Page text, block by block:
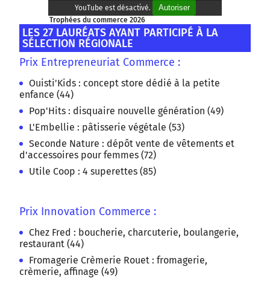
YouTube est désactivé.
Autoriser
Trophées du commerce 2026
LES 27 LAURÉATS AYANT PARTICIPÉ À LA
SÉLECTION RÉGIONALE
Prix Entrepreneuriat Commerce :
Ouisti'Kids : concept store dédié à la petite
enfance (44)
Pop'Hits : disquaire nouvelle génération (49)
L'Embellie : pâtisserie végétale (53)
Seconde Nature : dépôt vente de vêtements et
d'accessoires pour femmes (72)
Utile Coop : 4 superettes (85)
Prix Innovation Commerce :
Chez Fred : boucherie, charcuterie, boulangerie,
restaurant (44)
Fromagerie Crèmerie Rouet : fromagerie,
crèmerie, affinage (49)